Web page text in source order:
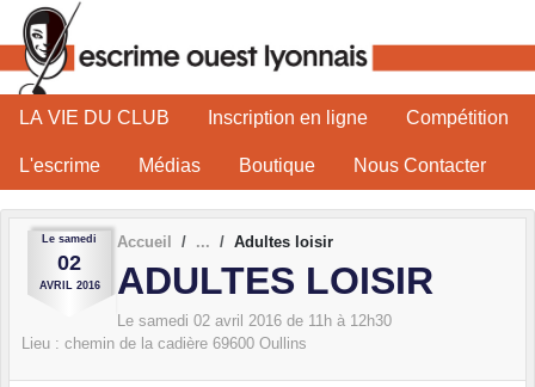
LA VIE DU CLUB Inscription en ligne Compétition
L'escrime Médias Boutique Nous Contacter
Le samedi
02
AVRIL 2016
Accueil Adultes loisir
ADULTES LOISIR
Le samedi 02 avril 2016 de 11h à 12h30
Lieu : chemin de la cadière 69600 Oullins
Panneau de gestion des cookies